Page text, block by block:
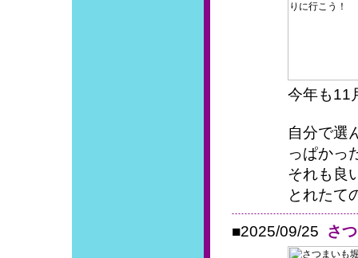
今年も11
自分で選
っぱかっ
それも良
とれたて
■2025/09/25 さ